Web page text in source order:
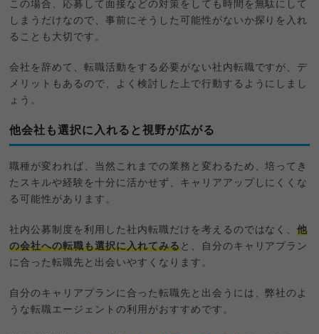
この場合、応募して面接などの対策をしても時間を無駄にして
しまうだけなので、事前にそうした可能性がないか探りを入れ
ることも大切です。
会社を辞めて、転職活動をする必要がない社内転職ですが、デ
メリットもあるので、よく検討した上で行動するようにしまし
ょう。
他会社も選択に入れると視野が広がる
職種が変われば、当然これまでの業務と変わるため、培ってき
たスキルや経験を十分に活かせず、キャリアアップしにくくな
る可能性があります。
社内公募制度を利用した社内転職だけを考えるのではなく、他
の会社への転職も選択に入れてみると、自分のキャリアプラン
に合った転職先と出会いやすくなります。
自分のキャリアプランに合った転職先と出会うには、弊社のよ
うな転職エージェントの利用がおすすめです。